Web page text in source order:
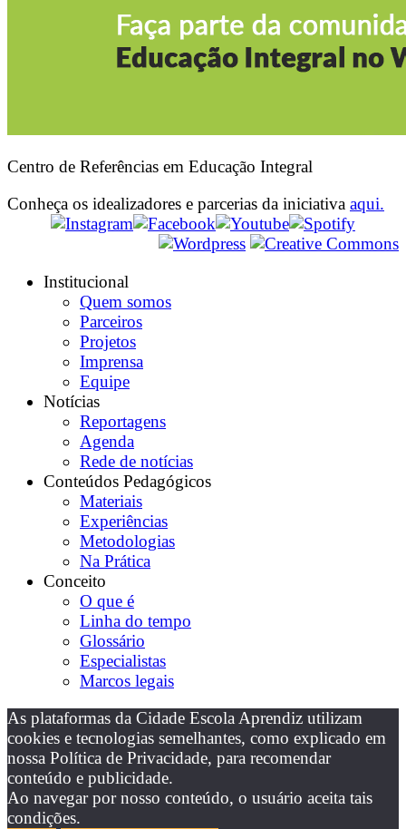
Centro de Referências em Educação Integral
Conheça os idealizadores e parcerias da iniciativa aqui.
Institucional
Quem somos
Parceiros
Projetos
Imprensa
Equipe
Notícias
Reportagens
Agenda
Rede de notícias
Conteúdos Pedagógicos
Materiais
Experiências
Metodologias
Na Prática
Conceito
O que é
Linha do tempo
Glossário
Especialistas
Marcos legais
As plataformas da Cidade Escola Aprendiz utilizam
cookies e tecnologias semelhantes, como explicado em
nossa Política de Privacidade, para recomendar
conteúdo e publicidade.
Ao navegar por nosso conteúdo, o usuário aceita tais
condições.